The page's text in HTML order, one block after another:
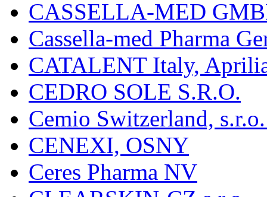
CASSELLA-MED
Cassella-med Pharma
CATALENT Italy,
CEDRO SOLE S.R.O.
Cemio Switzerland,
CENEXI, OSNY
Ceres Pharma NV